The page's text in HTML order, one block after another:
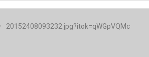
20152408093232.jpg?itok=qWGpVQMc